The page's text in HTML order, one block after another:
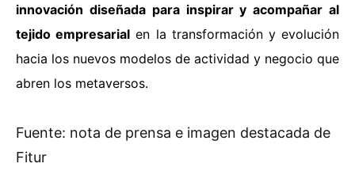
innovación diseñada para inspirar y acompañar al
tejido empresarial en la transformación y evolución
hacia los nuevos modelos de actividad y negocio que
abren los metaversos.
Fuente: nota de prensa e imagen destacada de
Fitur